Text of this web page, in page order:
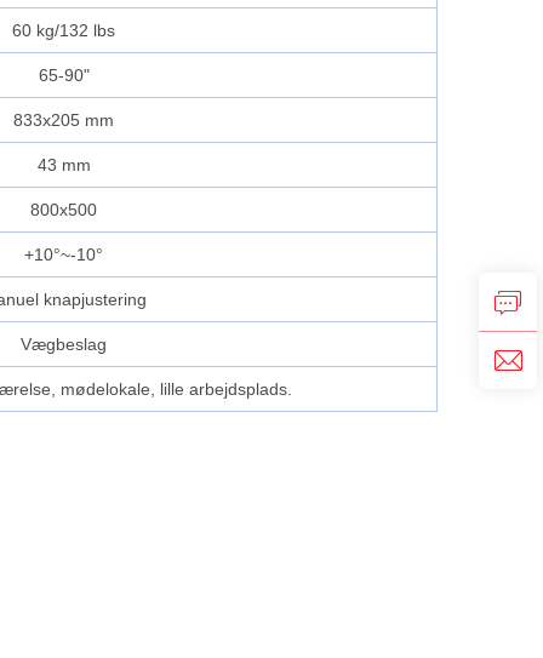
60 kg/132 lbs
65-90"
833x205 mm
43 mm
800x500
+10°~-10°
knapjustering
Vægbeslag
mødelokale, lille arbejdsplads.